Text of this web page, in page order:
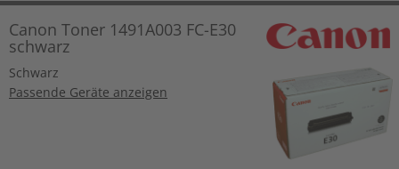
Canon Toner 1491A003 FC-E30
schwarz
Schwarz
Passende Geräte anzeigen